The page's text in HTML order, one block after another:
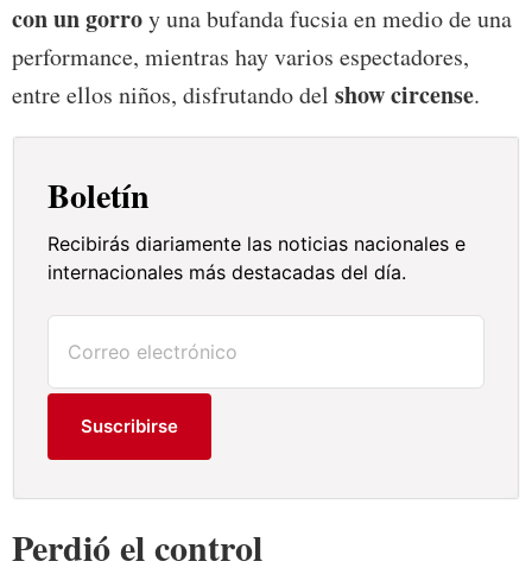
con un gorroy una bufanda fucsia en medio de una
performance, mientras hay varios espectadores,
entre ellos niños, disfrutando del show circense.
Boletín
Recibirás diariamente las noticias nacionales e
internacionales más destacadas del día.
Suscribirse
Perdió el control